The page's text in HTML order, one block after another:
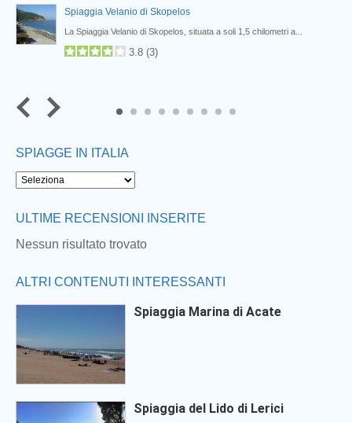
Spiaggia Velanio di Skopelos
La Spiaggia Velanio di Skopelos, situata a soli 1,5 chilometri a...
3.8 (3)
8
SPIAGGE IN ITALIA
ULTIME RECENSIONI INSERITE
Nessun risultato trovato
ALTRI CONTENUTI INTERESSANTI
Spiaggia Marina di Acate
Spiaggia del Lido di Lerici